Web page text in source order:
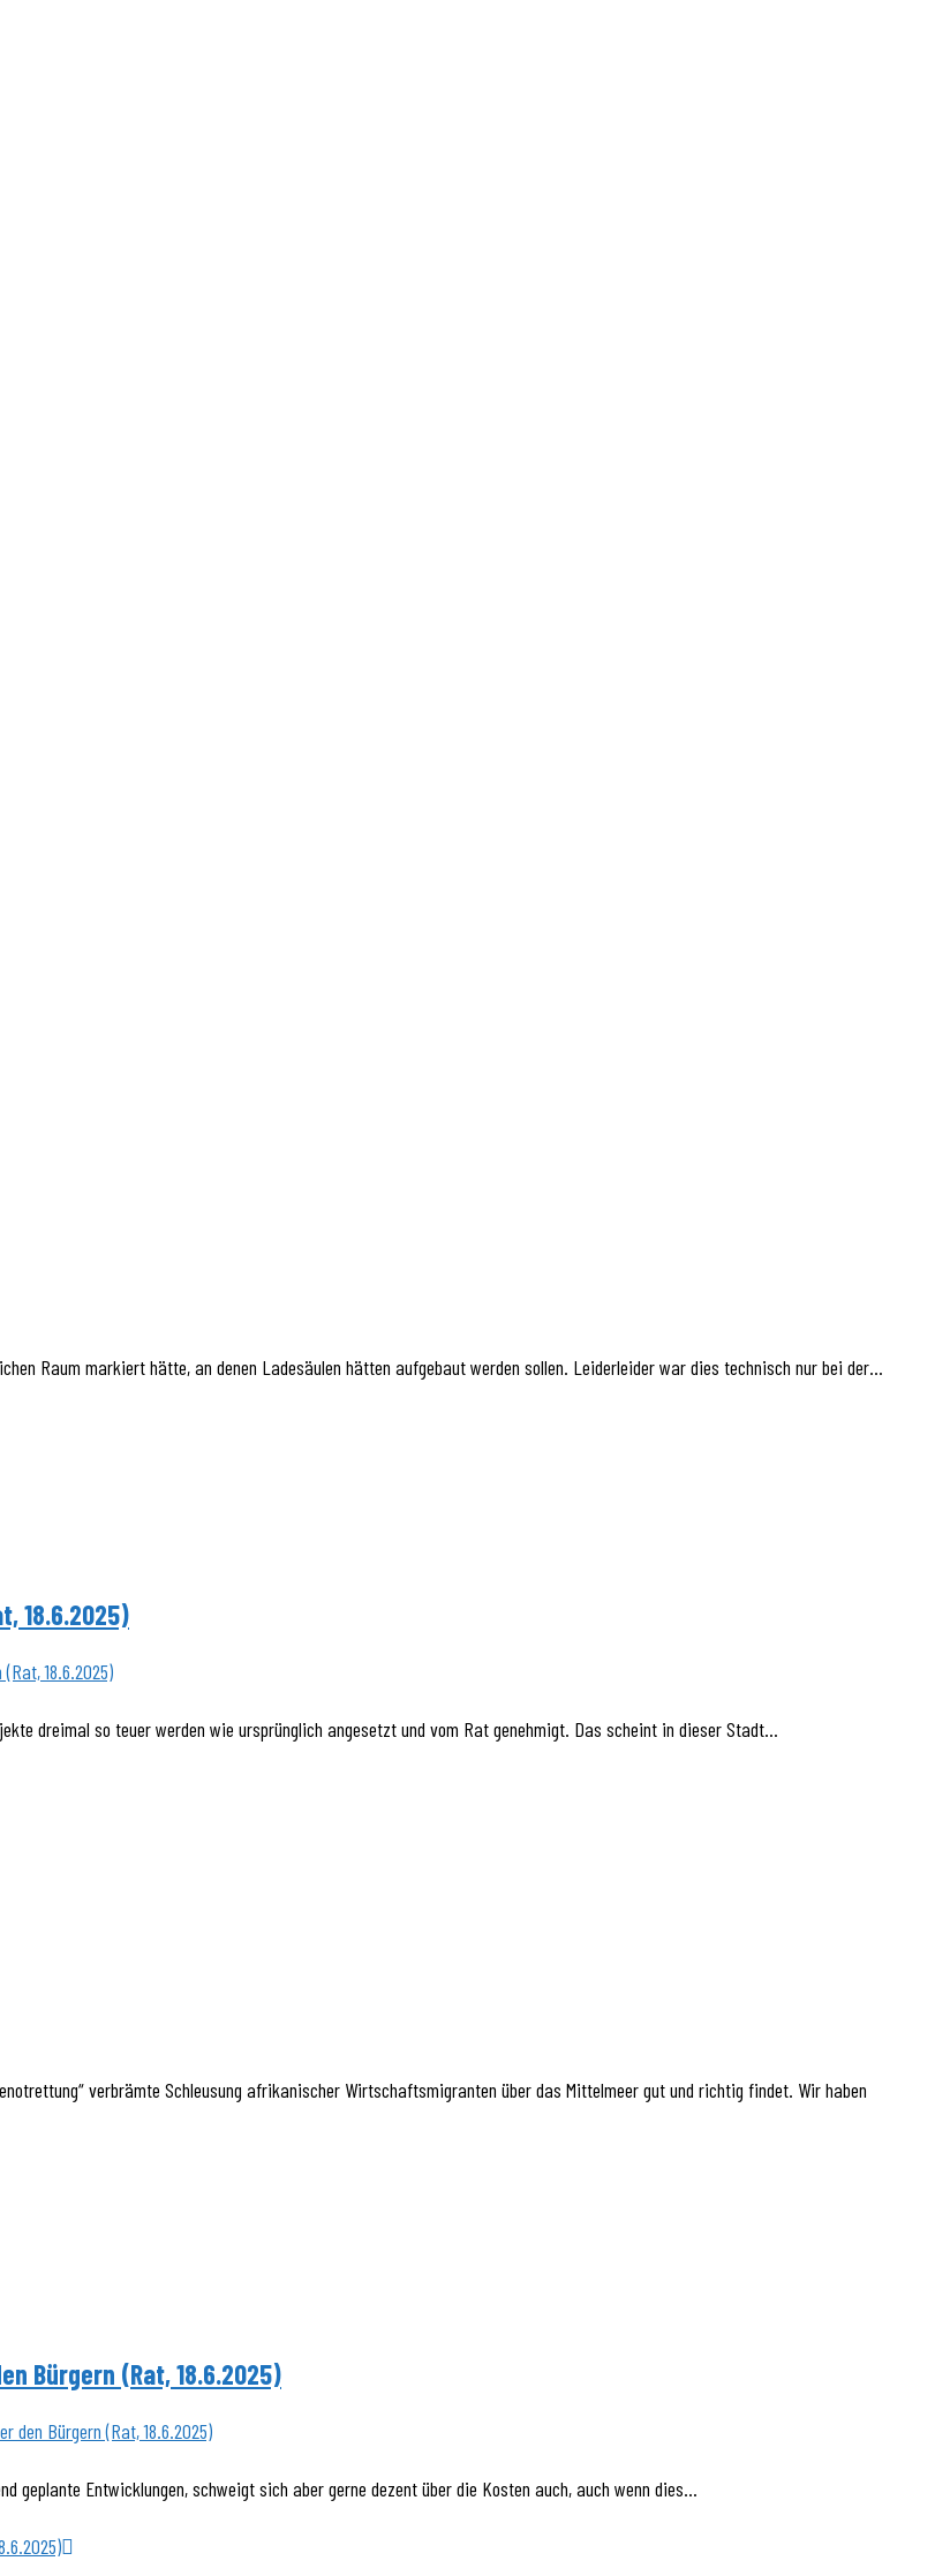
Raum markiert hätte, an denen Ladesäulen hätten aufgebaut werden sollen. Leiderleider war dies technisch nur bei der…
18.6.2025)
dreimal so teuer werden wie ursprünglich angesetzt und vom Rat genehmigt. Das scheint in dieser Stadt…
verbrämte Schleusung afrikanischer Wirtschaftsmigranten über das Mittelmeer gut und richtig findet. Wir haben
Bürgern (Rat, 18.6.2025)
Entwicklungen, schweigt sich aber gerne dezent über die Kosten auch, auch wenn dies…